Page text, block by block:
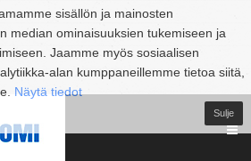
sisällön ja mainosten
median ominaisuuksien tukemiseen ja
Jaamme myös sosiaalisen
alan kumppaneillemme tietoa siitä,
Näytä tiedot
Sulje